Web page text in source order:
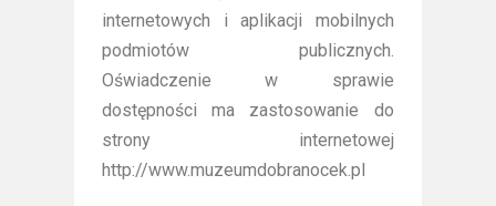
internetowych i aplikacji mobilnych
podmiotów publicznych.
Oświadczenie w sprawie
dostępności ma zastosowanie do
strony internetowej
http://www.muzeumdobranocek.pl